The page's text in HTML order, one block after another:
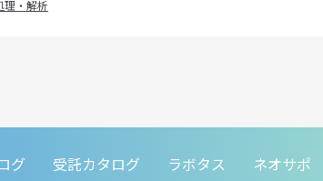
理・解析
グ 受託カタログ ラボタス ネオサポ